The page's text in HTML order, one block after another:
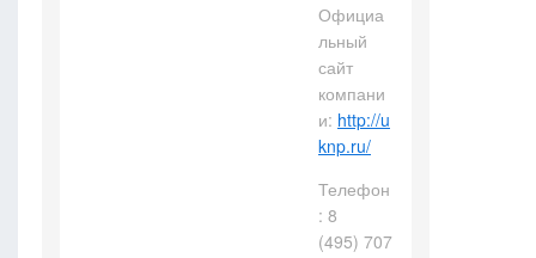
Официа
льный
сайт
компани
и: http://u
knp.ru/
Телефон
: 8
(495) 707